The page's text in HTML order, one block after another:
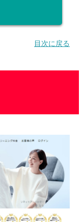
目次に戻る